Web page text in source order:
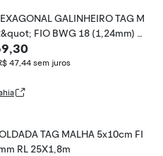
GALINHEIRO TAG M
FIO BWG 18 (1,24mm) R
47,44 sem juros
TAG MALHA 5x10cm FI
RL 25X1,8m